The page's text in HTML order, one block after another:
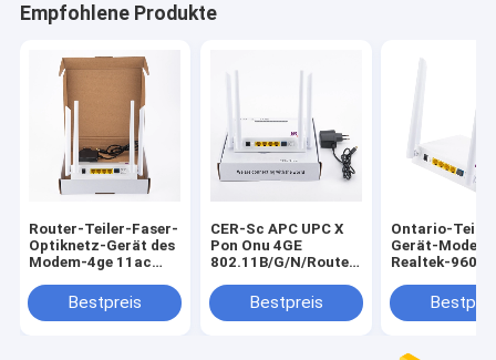
Empfohlene Produkte
Router-Teiler-Faser-
Optiknetz-Gerät des
Modem-4ge 11ac
Bestpreis
CER-Sc APC UPC X
Pon Onu 4GE
802.11B/G/N/Router
1200M WIFI
Bestpreis
Ontario-
Gerät-Modem
Realtek-